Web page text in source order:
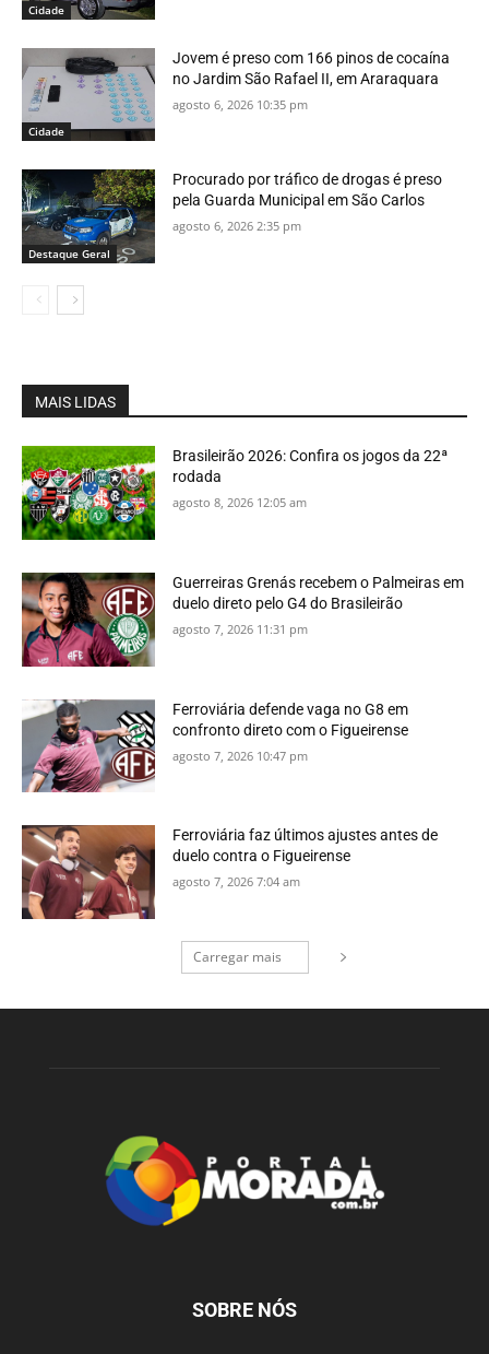
Cidade
Cidade
Jovem é preso com 166 pinos de cocaína
no Jardim São Rafael II, em Araraquara
agosto 6, 2026 10:35 pm
Destaque Geral
Procurado por tráfico de drogas é preso
pela Guarda Municipal em São Carlos
agosto 6, 2026 2:35 pm
MAIS LIDAS
Brasileirão 2026: Confira os jogos da 22ª
rodada
agosto 8, 2026 12:05 am
Guerreiras Grenás recebem o Palmeiras em
duelo direto pelo G4 do Brasileirão
agosto 7, 2026 11:31 pm
Ferroviária defende vaga no G8 em
confronto direto com o Figueirense
agosto 7, 2026 10:47 pm
Ferroviária faz últimos ajustes antes de
duelo contra o Figueirense
agosto 7, 2026 7:04 am
Carregar mais
SOBRE NÓS